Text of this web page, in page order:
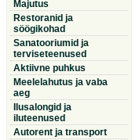
Majutus
Restoranid ja
söögikohad
Sanatooriumid ja
terviseteenused
Aktiivne puhkus
Meelelahutus ja vaba
aeg
Ilusalongid ja
iluteenused
Autorent ja transport